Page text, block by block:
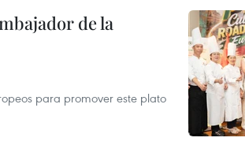
de la
para promover este plato